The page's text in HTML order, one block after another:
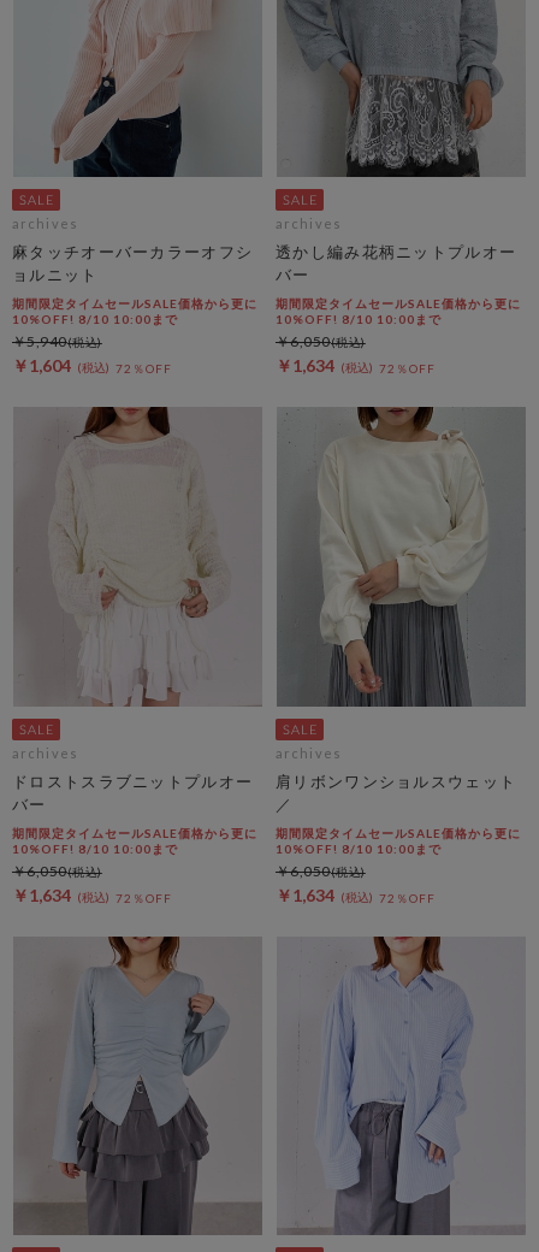
archives
麻タッチオーバーカラーオフシ
ョルニット
期間限定タイムセールSALE価格から更に
10%OFF! 8/10 10:00まで
￥1,604 72％OFF
￥5,940
archives
透かし編み花柄ニットプルオー
バー
期間限定タイムセールSALE価格から更に
10%OFF! 8/10 10:00まで
￥1,634 72％OFF
￥6,050
archives
ドロストスラブニットプルオー
バー
期間限定タイムセールSALE価格から更に
10%OFF! 8/10 10:00まで
￥1,634 72％OFF
￥6,050
archives
肩リボンワンショルスウェット
／
期間限定タイムセールSALE価格から更に
10%OFF! 8/10 10:00まで
￥1,634 72％OFF
￥6,050